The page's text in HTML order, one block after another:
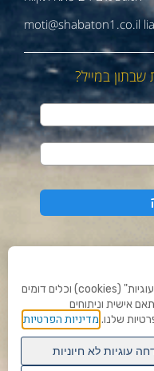
moti@shabaton1.co.il
במייל?
פרטיות
לידיעתכם, באתר זה נעשה שימוש ב"קבצי עוגיות" (cookies) וכלים דומים
אישית וניתוחים
שלנו. מדיניות הפרטיות
עוגיות לא חיוניות